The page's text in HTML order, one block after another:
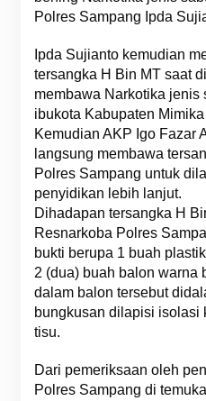
Polres Sampang Ipda
Ipda Sujianto kemudian
tersangka H Bin MT saat
membawa Narkotika jenis
ibukota Kabupaten
Kemudian AKP Igo Fazar
langsung membawa
Polres Sampang untuk
penyidikan lebih lanjut.
Dihadapan tersangka H
Resnarkoba Polres
bukti berupa 1 buah
2 (dua) buah balon warna
dalam balon tersebut
bungkusan dilapisi isolasi
tisu.
Dari pemeriksaan oleh
Polres Sampang di